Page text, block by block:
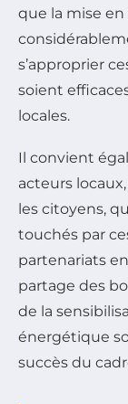
que la mise
s’approprier
soient
locales.
Il convient
acteurs
les citoyens,
touchés par
partenariats
partage des
de la
énergétique
succès du